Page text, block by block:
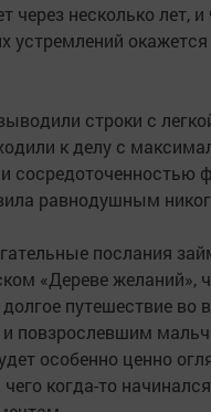
через несколько лет, и
устремлений
строки с
к делу с
сосредоточенностью
равнодушным
послания
«Дереве желаний»,
путешествие во
и повзрослевшим
особенно ценно
когда-то